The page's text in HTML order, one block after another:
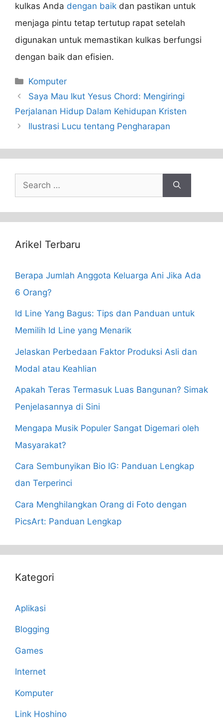
kulkas Anda dengan baik dan pastikan untuk
menjaga pintu tetap tertutup rapat setelah
digunakan untuk memastikan kulkas berfungsi
dengan baik dan efisien.
Categories
Komputer
Saya Mau Ikut Yesus Chord: Mengiringi
Perjalanan Hidup Dalam Kehidupan Kristen
Ilustrasi Lucu tentang Pengharapan
Search
for:
Arikel Terbaru
Berapa Jumlah Anggota Keluarga Ani Jika Ada
6 Orang?
Id Line Yang Bagus: Tips dan Panduan untuk
Memilih Id Line yang Menarik
Jelaskan Perbedaan Faktor Produksi Asli dan
Modal atau Keahlian
Apakah Teras Termasuk Luas Bangunan? Simak
Penjelasannya di Sini
Mengapa Musik Populer Sangat Digemari oleh
Masyarakat?
Cara Sembunyikan Bio IG: Panduan Lengkap
dan Terperinci
Cara Menghilangkan Orang di Foto dengan
PicsArt: Panduan Lengkap
Kategori
Aplikasi
Blogging
Games
Internet
Komputer
Link Hoshino